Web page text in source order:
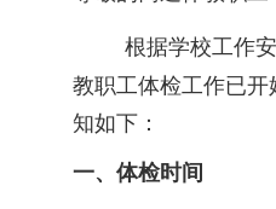
根据学校工作
教职工体检工作已开
知如下：
一、体检时间